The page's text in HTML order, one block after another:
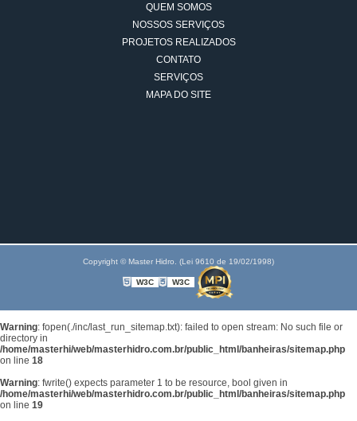
QUEM SOMOS
NOSSOS SERVIÇOS
PROJETOS REALIZADOS
CONTATO
SERVIÇOS
MAPA DO SITE
Copyright © Master Hidro. (Lei 9610 de 19/02/1998)
W3C W3C
Warning: fopen(./inc/last_run_sitemap.txt): failed to open stream: No such file or
directory in
/home/masterhi/web/masterhidro.com.br/public_html/banheiras/sitemap.php
on line 18
Warning: fwrite() expects parameter 1 to be resource, bool given in
/home/masterhi/web/masterhidro.com.br/public_html/banheiras/sitemap.php
on line 19